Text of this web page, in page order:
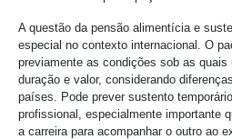
A questão da pensão alimentícia e
especial no contexto internacional. O
previamente as condições sob as
duração e valor, considerando
países. Pode prever sustento
profissional, especialmente importante
a carreira para acompanhar o outro ao